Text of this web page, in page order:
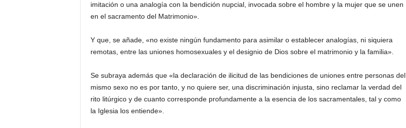
imitación o una analogía con la bendición nupcial, invocada sobre el hombre y la mujer que se unen
en el sacramento del Matrimonio».
Y que, se añade, «no existe ningún fundamento para asimilar o establecer analogías, ni siquiera
remotas, entre las uniones homosexuales y el designio de Dios sobre el matrimonio y la familia».
Se subraya además que «la declaración de ilicitud de las bendiciones de uniones entre personas del
mismo sexo no es por tanto, y no quiere ser, una discriminación injusta, sino reclamar la verdad del
rito litúrgico y de cuanto corresponde profundamente a la esencia de los sacramentales, tal y como
la Iglesia los entiende».